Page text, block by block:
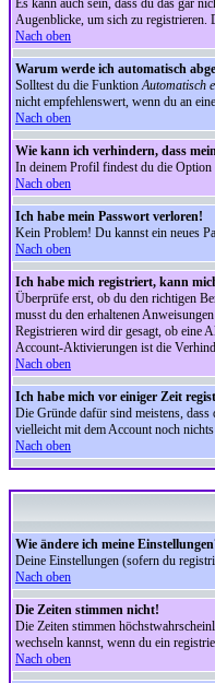
Es kann auch sein, dass du das gar
Augenblicke, um sich zu registrieren.
Nach oben
Warum werde ich automatisch
Solltest du die FunktionAutomatisch
nicht empfehlenswert, wenn du an
Nach oben
Wie kann ich verhindern, dass
In deinem Profil findest du die Option
Nach oben
Ich habe mein Passwort verloren!
Kein Problem! Du kannst ein neues
Nach oben
Ich habe mich registriert, kann
Überprüfe erst, ob du den richtigen
musst du den erhaltenen
Registrieren wird dir gesagt, ob eine
Account-Aktivierungen ist die
Nach oben
Ich habe mich vor einiger Zeit
Die Gründe dafür sind meistens,
vielleicht mit dem Account noch
Nach oben
Wie ändere ich meine
Deine Einstellungen (sofern du
Nach oben
Die Zeiten stimmen nicht!
Die Zeiten stimmen
wechseln kannst, wenn du ein
Nach oben